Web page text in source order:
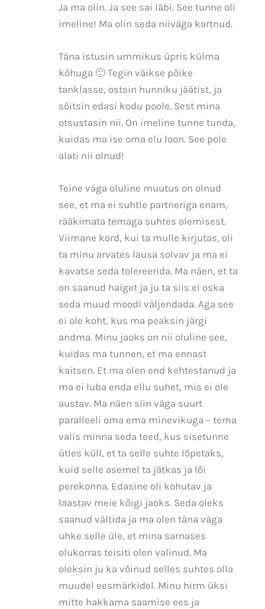
Ja ma olin. Ja see sai läbi. See tunne oli
imeline! Ma olin seda niiväga kartnud.
Täna istusin ummikus üpris külma
kõhuga 🙂 Tegin väikse põike
tanklasse, ostsin hunniku jäätist, ja
sõitsin edasi kodu poole. Sest mina
otsustasin nii. On imeline tunne tunda,
kuidas ma ise oma elu loon. See pole
alati nii olnud!
Teine väga oluline muutus on olnud
see, et ma ei suhtle partneriga enam,
rääkimata temaga suhtes olemisest.
Viimane kord, kui ta mulle kirjutas, oli
ta minu arvates lausa solvav ja ma ei
kavatse seda tolereerida. Ma näen, et ta
on saanud haiget ja ju ta siis ei oska
seda muud moodi väljendada. Aga see
ei ole koht, kus ma peaksin järgi
andma. Minu jaoks on nii oluline see,
kuidas ma tunnen, et ma ennast
kaitsen. Et ma olen end kehtestanud ja
ma ei luba enda ellu suhet, mis ei ole
austav. Ma näen siin väga suurt
paralleeli oma ema minevikuga – tema
valis minna seda teed, kus sisetunne
ütles küll, et ta selle suhte lõpetaks,
kuid selle asemel ta jätkas ja lõi
perekonna. Edasine oli kohutav ja
laastav meie kõigi jaoks. Seda oleks
saanud vältida ja ma olen täna väga
uhke selle üle, et mina sarnases
olukorras teisiti olen valinud. Ma
oleksin ju ka võinud selles suhtes olla
muudel eesmärkidel. Minu hirm üksi
mitte hakkama saamise ees ja